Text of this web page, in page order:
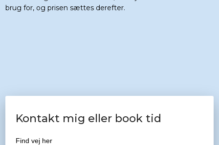
brug for, og prisen sættes derefter.​
Kontakt mig eller book tid
Find vej her